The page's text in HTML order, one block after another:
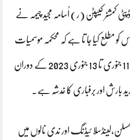
کمشنر کیپٹن (ر) اُسامہ مجید چیمہ نے
مطلع کیا جا تا ہے کہ محکمہ موسمیات
کے پیشگوئی کے مطابق مور خہ 11 جنوری تا 13 جنوری 2023 کے دوران
بارش اور برفباری کا خدشہ ہے۔
ئیڈنگ اور ندی نالوں میں